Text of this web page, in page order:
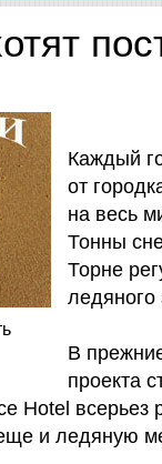
Каждый
от
на весь
Тонны
Торне
ледяного
В
проекта
Hotel всерьез
и ледяную